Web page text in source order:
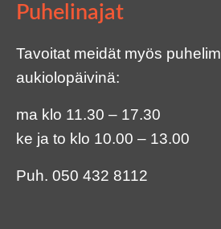
Puhelinajat
Tavoitat meidät myös
aukiolopäivinä:
ma klo 11.30 – 17.30
ke ja to klo 10.00 – 13.00
Puh. 050 432 8112